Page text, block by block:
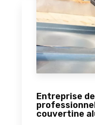
Entreprise
couvertine